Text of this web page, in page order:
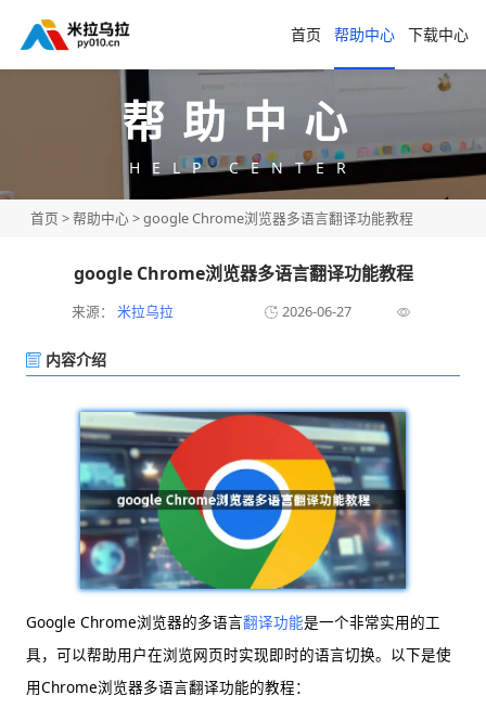
首页 帮助中心 下载中心
帮助中心
HELP CENTER
首页 >帮助中心> google Chrome浏览器多语言翻译功能教程
google Chrome浏览器多语言翻译功能教程
来源： 米拉乌拉 2026-06-27
内容介绍
Google Chrome浏览器的多语言翻译功能是一个非常实用的工
具，可以帮助用户在浏览网页时实现即时的语言切换。以下是使
用Chrome浏览器多语言翻译功能的教程：